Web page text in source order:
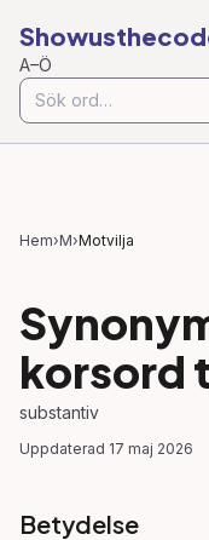
A–Ö
Hem›M›Motvilja
korsord
substantiv
Uppdaterad 17 maj 2026
Betydelse